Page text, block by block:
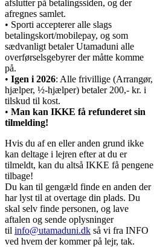
afslutter på betalingssiden, og der
afregnes samlet.
• Sporti accepterer alle slags
betalingskort/mobilepay, og som
sædvanligt betaler Utamaduni alle
overførselsgebyrer der måtte komme
på.
• Igen i 2026: Alle frivillige (Arrangør,
hjælper, ½-hjælper) betaler 200,- kr. i
tilskud til kost.
• Man kan IKKE få refunderet sin
tilmelding!
Hvis du af en eller anden grund ikke
kan deltage i lejren efter at du er
tilmeldt, kan du altså IKKE få pengene
tilbage!
Du kan til gengæld finde en anden der
har lyst til at overtage din plads. Du
skal selv finde personen, og lave
aftalen og sende oplysninger
til info@utamaduni.dk så vi fra INFO
ved hvem der kommer på lejr, tak.